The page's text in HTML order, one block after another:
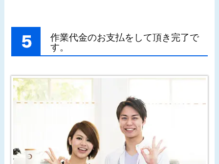
作業代金のお支払をして頂き完了で
す。